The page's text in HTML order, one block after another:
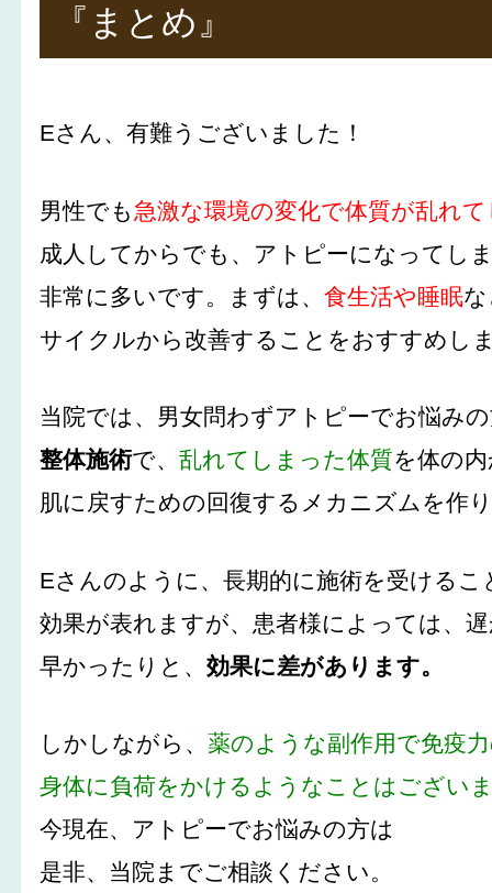
『まとめ』
Eさん、有難うございました！
男性でも 急激な環境の変化で体質が乱れ
成人してからでも、アトピーになってし
非常に多いです。まずは、食生活や睡眠
サイクルから改善することをおすすめし
当院では、男女問わずアトピーでお悩み
整体施術で、乱れてしまった体質を体の
肌に戻すための回復するメカニズムを作
Eさんのように、長期的に施術を受けるこ
効果が表れますが、患者様によっては、
早かったりと、効果に差があります。
しかしながら、薬のような副作用で免疫
身体に負荷をかけるようなことはござい
今現在、アトピーでお悩みの方は
是非、当院までご相談ください。